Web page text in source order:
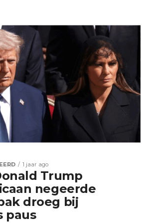
1 jaar ago
Trump
negeerde
droeg bij
paus